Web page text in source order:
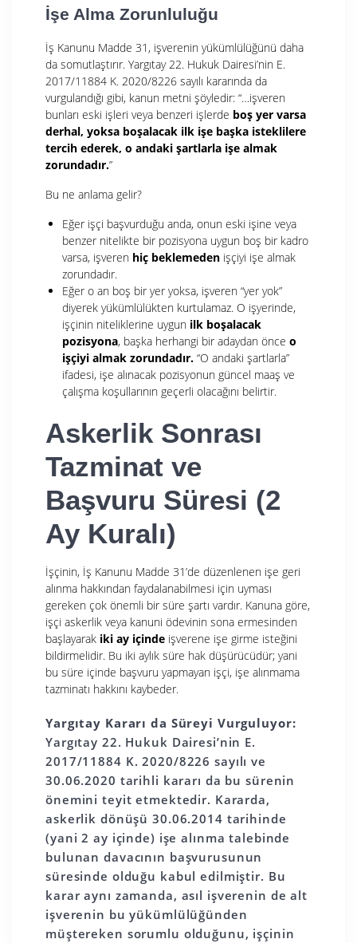
İşe Alma Zorunluluğu
İş Kanunu Madde 31, işverenin yükümlülüğünü daha
da somutlaştırır. Yargıtay 22. Hukuk Dairesi’nin E.
2017/11884 K. 2020/8226 sayılı kararında da
vurgulandığı gibi, kanun metni şöyledir: “…işveren
bunları eski işleri veya benzeri işlerde boş yer varsa
derhal, yoksa boşalacak ilk işe başka isteklilere
tercih ederek, o andaki şartlarla işe almak
zorundadır.”
Bu ne anlama gelir?
Eğer işçi başvurduğu anda, onun eski işine veya
benzer nitelikte bir pozisyona uygun boş bir kadro
varsa, işveren hiç beklemeden işçiyi işe almak
zorundadır.
Eğer o an boş bir yer yoksa, işveren “yer yok”
diyerek yükümlülükten kurtulamaz. O işyerinde,
işçinin niteliklerine uygun ilk boşalacak
pozisyona, başka herhangi bir adaydan önce o
işçiyi almak zorundadır. “O andaki şartlarla”
ifadesi, işe alınacak pozisyonun güncel maaş ve
çalışma koşullarının geçerli olacağını belirtir.
Askerlik Sonrası
Tazminat ve
Başvuru Süresi (2
Ay Kuralı)
İşçinin, İş Kanunu Madde 31’de düzenlenen işe geri
alınma hakkından faydalanabilmesi için uyması
gereken çok önemli bir süre şartı vardır. Kanuna göre,
işçi askerlik veya kanuni ödevinin sona ermesinden
başlayarak iki ay içinde işverene işe girme isteğini
bildirmelidir. Bu iki aylık süre hak düşürücüdür; yani
bu süre içinde başvuru yapmayan işçi, işe alınmama
tazminatı hakkını kaybeder.
Yargıtay Kararı da Süreyi Vurguluyor:
Yargıtay 22. Hukuk Dairesi’nin E.
2017/11884 K. 2020/8226 sayılı ve
30.06.2020 tarihli kararı da bu sürenin
önemini teyit etmektedir. Kararda,
askerlik dönüşü 30.06.2014 tarihinde
(yani 2 ay içinde) işe alınma talebinde
bulunan davacının başvurusunun
süresinde olduğu kabul edilmiştir. Bu
karar aynı zamanda, asıl işverenin de alt
işverenin bu yükümlülüğünden
müştereken sorumlu olduğunu, işçinin